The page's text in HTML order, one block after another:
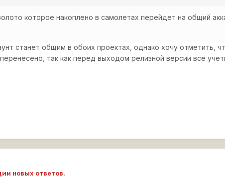
которое накоплено в самолетах перейдет на общий
станет общим в обоих проектах, однако хочу отметить,
так как перед выходом релизной версии все
новых ответов.